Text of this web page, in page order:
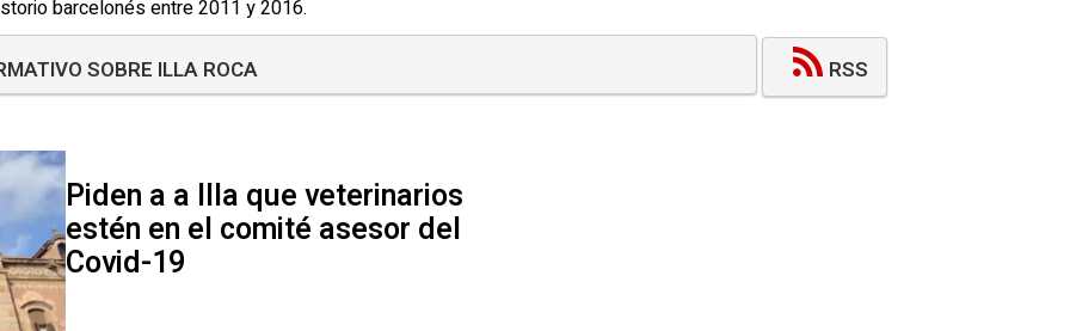
barcelonés entre 2011 y 2016.
SOBRE ILLA ROCA RSS
Piden a a Illa que veterinarios
estén en el comité asesor del
Covid-19